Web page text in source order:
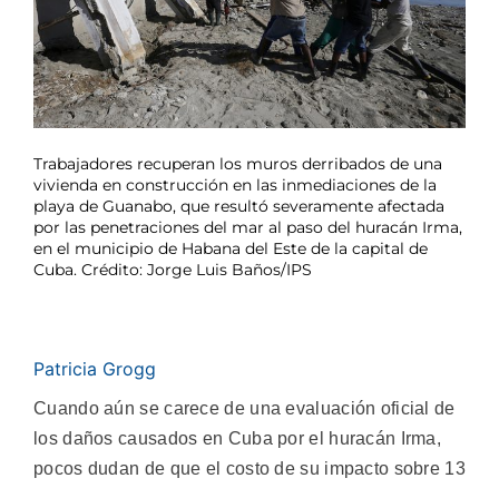
Trabajadores recuperan los muros derribados de una
vivienda en construcción en las inmediaciones de la
playa de Guanabo, que resultó severamente afectada
por las penetraciones del mar al paso del huracán Irma,
en el municipio de Habana del Este de la capital de
Cuba. Crédito: Jorge Luis Baños/IPS
Patricia Grogg
Cuando aún se carece de una evaluación oficial de
los daños causados en Cuba por el huracán Irma,
pocos dudan de que el costo de su impacto sobre 13